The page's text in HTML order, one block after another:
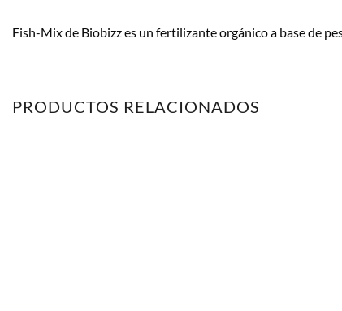
Fish-Mix de Biobizz es un fertilizante orgánico a base de
PRODUCTOS RELACIONADOS